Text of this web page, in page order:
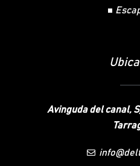
Avinguda del canal,